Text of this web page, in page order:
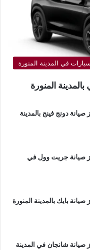
في المدينة المنورة
المنورة
دونج فينج بالمدينة
صيانة جريت وول في
بايك بالمدينة المنورة
شانجان في المدينة